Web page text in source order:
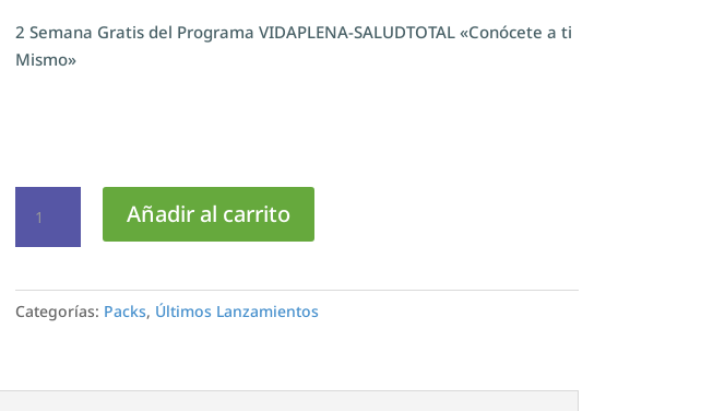
2 Semana Gratis del Programa VIDAPLENA-SALUDTOTAL «Conócete a ti
Mismo»
Tu
(Promoción)
Añadir al carrito
Categorías: Packs, Últimos Lanzamientos